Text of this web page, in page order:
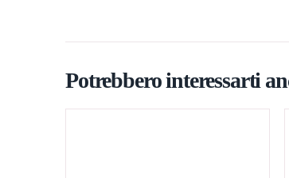
Potrebbero interessarti